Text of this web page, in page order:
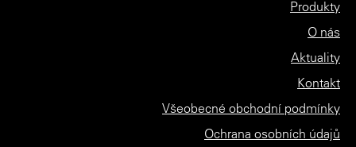
Produkty
O nás
Aktuality
Kontakt
Všeobecné obchodní podmínky
Ochrana osobních údajů